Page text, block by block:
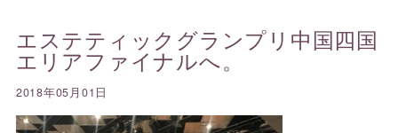
エステティックグランプリ中国四国
エリアファイナルへ。
2018年05月01日